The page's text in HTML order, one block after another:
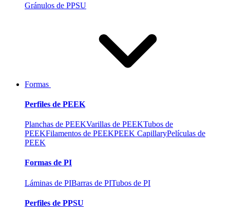
Gránulos de PPSU
Formas
Perfiles de PEEK
Planchas de PEEKVarillas de PEEKTubos de
PEEKFilamentos de PEEKPEEK CapillaryPelículas de
PEEK
Formas de PI
Láminas de PIBarras de PITubos de PI
Perfiles de PPSU